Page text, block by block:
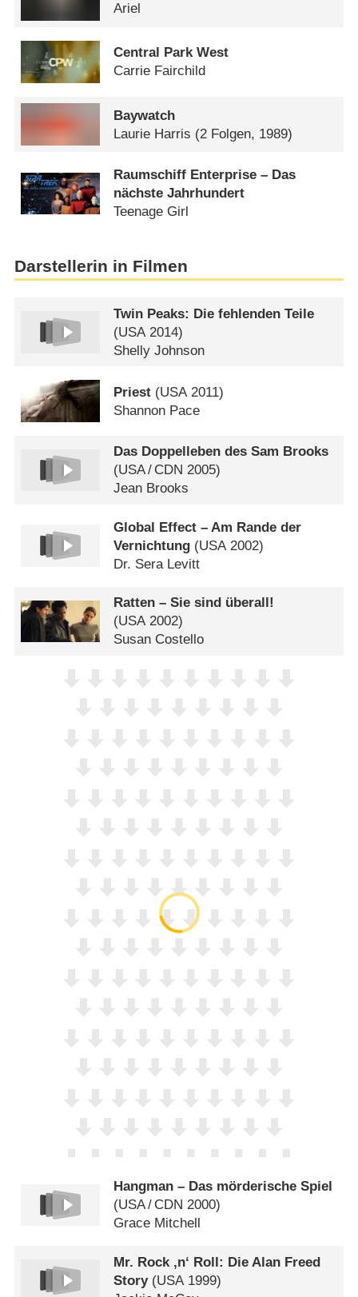
Ariel
Central Park West
Carrie Fairchild
Baywatch
Laurie Harris (2 Folgen, 1989)
Raumschiff Enterprise – Das
nächste Jahrhundert
Teenage Girl
Darstellerin in Filmen
Twin Peaks: Die fehlenden Teile
(USA 2014)
Shelly Johnson
Priest (USA 2011)
Shannon Pace
Das Doppelleben des Sam Brooks
(USA/ CDN 2005)
Jean Brooks
Global Effect – Am Rande der
Vernichtung (USA2002)
Dr. Sera Levitt
Ratten – Sie sind überall!
(USA2002)
Susan Costello
Hangman – Das mörderische Spiel
(USA/ CDN 2000)
Grace Mitchell
Mr. Rock ‚n‘ Roll: Die Alan Freed
Story(USA1999)